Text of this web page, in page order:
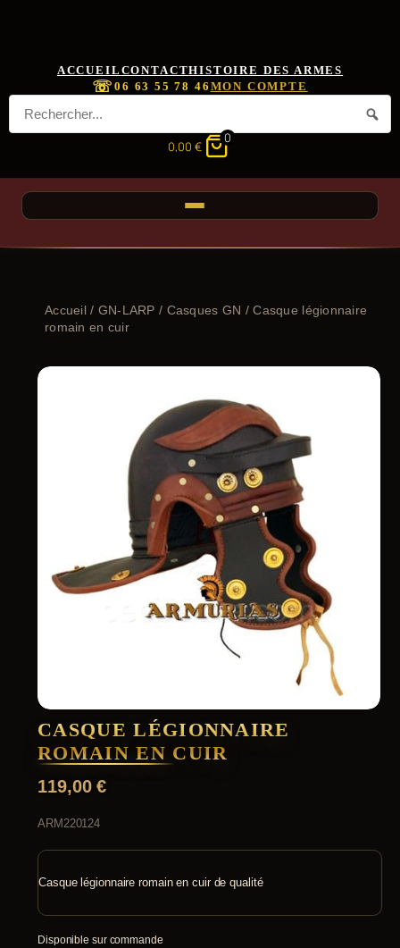
ACCUEIL CONTACTHISTOIRE DES ARMES
☏06 63 55 78 46 MON COMPTE
0,00 €
0
Accueil/ GN-LARP / Casques GN / Casque légionnaire
romain en cuir
CASQUE LÉGIONNAIRE
ROMAIN EN CUIR
119,00€
ARM220124
Casque légionnaire romain en cuir de qualité
Disponible sur commande